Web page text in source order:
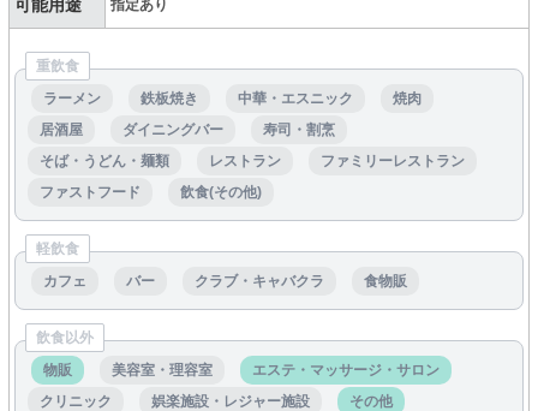
可能用途 指定あり
重飲食
ラーメン
鉄板焼き 中華・エスニック
焼肉
居酒屋
ダイニングバー
寿司・割烹
そば・うどん・麺類
レストラン
ファミリーレストラン
ファストフード
飲食(その他)
軽飲食
カフェ
バー クラブ・キャバクラ 食物販
飲食以外
物販
美容室・理容室
エステ・マッサージ・サロン
クリニック
娯楽施設・レジャー施設 その他